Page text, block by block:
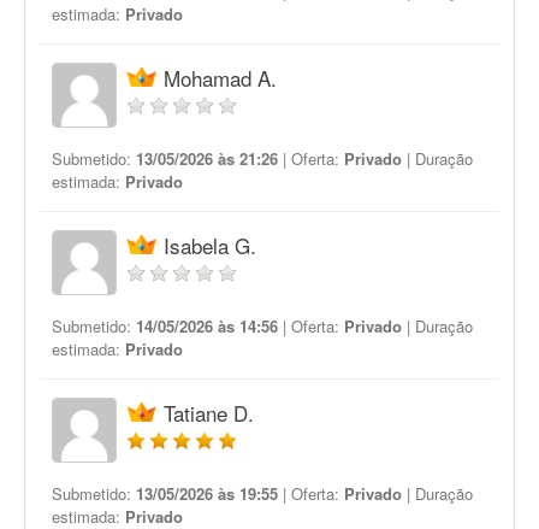
estimada: Privado
Mohamad A.
Submetido: 13/05/2026 às 21:26 | Oferta: Privado | Duração
estimada: Privado
Isabela G.
Submetido: 14/05/2026 às 14:56 | Oferta: Privado | Duração
estimada: Privado
Tatiane D.
Submetido: 13/05/2026 às 19:55 | Oferta: Privado | Duração
estimada: Privado